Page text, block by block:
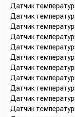
Датчик
Датчик
Датчик
Датчик
Датчик
Датчик
Датчик
Датчик
Датчик
Датчик
Датчик